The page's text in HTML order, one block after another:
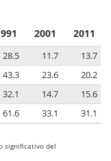
2001 2011
28.5 11.7
13.7
43.3 23.6
20.2
32.1 14.7
15.6
61.6 33.1 31.1
significativo del